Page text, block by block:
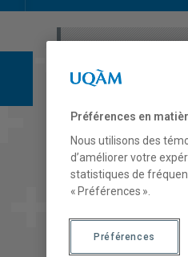
COURS
Préférences en
Nous utilisons des
d’améliorer votre
statistiques de
« Préférences ».
Préférences